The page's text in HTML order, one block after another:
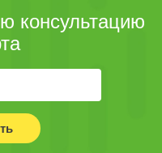
консультацию